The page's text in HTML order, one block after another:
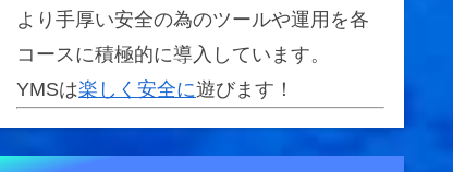
より手厚い安全の為のツールや運用を各
コースに積極的に導入しています。
YMSは楽しく安全に遊びます！